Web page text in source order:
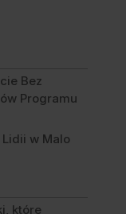
Bez
Programu
w Malo
które